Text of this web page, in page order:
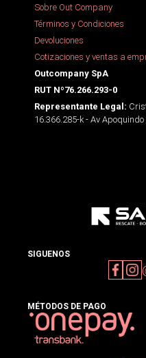
Sobre Out Company
Términos y Condiciones
Devoluciones
Cotizaciones y ventas a
Outcompany SpA
RUT Nº76.266.293-0
Representante Legal:
16.366.285-k - Av Apoquindo
SIGUENOS
MÉTODOS DE PAGO